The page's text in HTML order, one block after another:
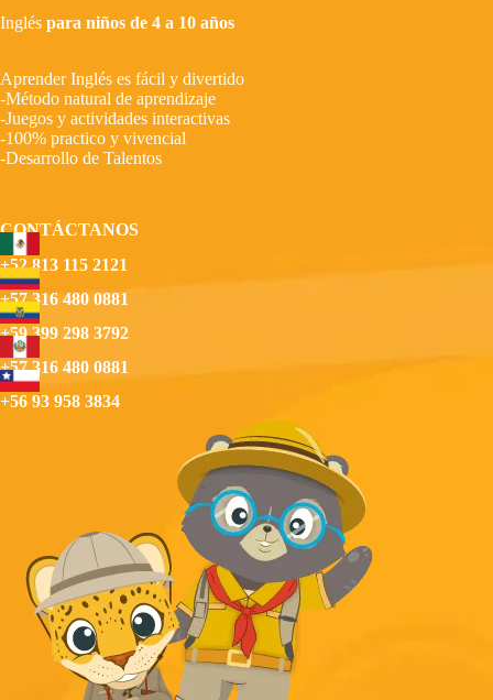
Inglés para niños de 4 a 10 años
Aprender Inglés es fácil y divertido
-Método natural de aprendizaje
-Juegos y actividades interactivas
-100% practico y vivencial
-Desarrollo de Talentos
CONTÁCTANOS
+52 813 115 2121
+57 316 480 0881
+59 399 298 3792
+57 316 480 0881
+56 93 958 3834